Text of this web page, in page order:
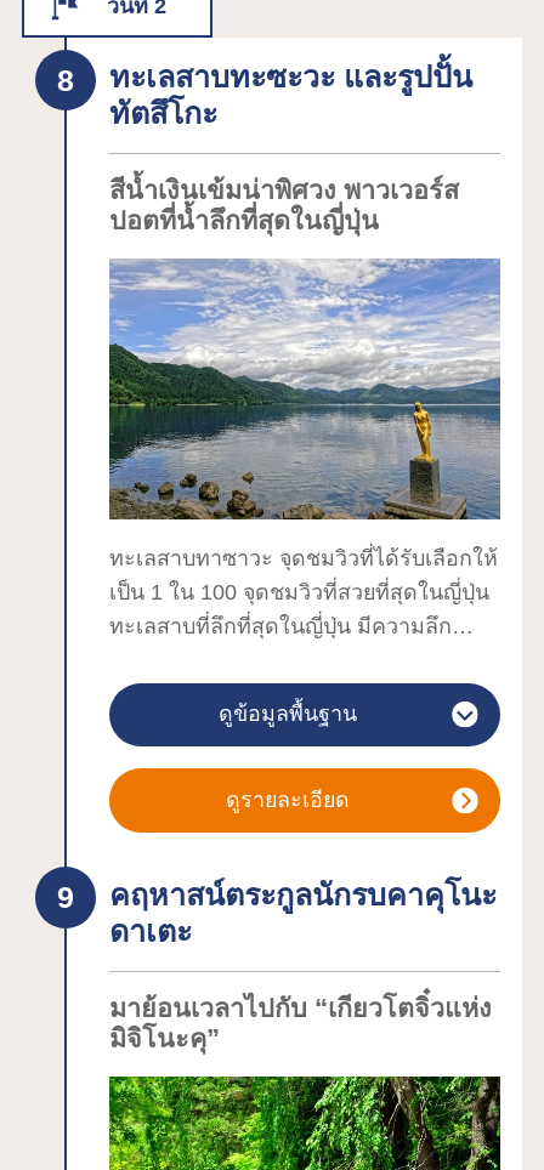
โอกะโนะโอคุซาชิกิ (สถานที่พักผ่อนแห่ง
โมริโอกะ)” น้ำพุร้อนมีคุณสมบัติเป็นด่าง
และมีชื่อเสียงว่าเป็นน้ำพุร้อนผิวงามซึ่งจะ
ช่วยขจัดสิ่งสกปรกบนผิวและทำให้ผิวลื่น
เรียบเนียน อีกจุดหนึ่งที่น่าสนใจคือการมี
กรดเมตาซิลิเกตอันเป็นสารให้ความชุ่มชื้น
ตามธรรมชาติซึ่งกำลังเป็นที่สนใจรวมอยู่
ด้วย
ตั้งอยู่ในทำเลที่ดีโดยนั่งรถยนต์ 30 นาที
จากสถานีโมริโอกะ นอกจากบริเวณใกล้
เคียงจะมีสถานที่ท่องเที่ยวอย่าง “ฟาร์ม
โคะอิวะอิ” และ “หมู่บ้านสิ่งประดิษฐ์มือโม
ริโอกะ” แล้ว ยังเดินทางไปสถานที่ท่อง
เที่ยวอย่างทะเลสาบโทะวะดะ ฮะจิมันไท
คะคุโนะดะเทะ ชายหาดโจโดะงาฮามะ ฮิ
จุดศูนย์กลางสำหรับการท่องเที่ยวโทโฮคุ
ตอนเหนือ เมืองออนเซ็นมีที่พักใหญ่น้อย
มากมาย ฉะนั้นคุณน่าจะหาโรงแรมที่
เทศกาลทะเลสาบโกโชะในฤดูร้อนจะมี
การจุดดอกไม้ไฟแสนงดงามเหนือท้อง
ทะเลสาบ จึงต้องไม่พลาดมาเพลิดเพลินกับ
ทะเลสาบไปพร้อมกับทิวทัศน์ทั้งสี่ฤดูกาล
ไม่ว่าจะเป็นซากุระ ใบไม้สีเขียวชอุ่ม ใบไม้
วันที่ 2
ทะเลสาบทะซะวะ และรูปปั้น
ทัตสึโกะ
สีน้ำเงินเข้มน่าพิศวง พาวเวอร์ส
ปอตที่น้ำลึกที่สุดในญี่ปุ่น
ทะเลสาบทาซาวะ จุดชมวิวที่ได้รับเลือกให้
เป็น 1 ใน 100 จุดชมวิวที่สวยที่สุดในญี่ปุ่น
ทะเลสาบที่ลึกที่สุดในญี่ปุ่น มีความลึก
ทะเลสาบที่เปลี่ยนจากสีน้ำเงินอัญมณี
ไพฑูรย์ เป็นสีน้ำเงินของท้องฟ้า และเป็น
สีน้ำเงินครามนั้นควรค่าแก่การมาเยี่ยมชม
และอยากให้ลองมาทำกิจกรรมใน
ทะเลสาบที่มีทั้งการล่องเรือชมทิวทัศน์ ปั่น
บอร์ด (SUP) เป็นต้น นอกจากนี้ สีสันของ
น้ำในทะเลสาบจะเปลี่ยนไปตามองศาที่คุณ
มอง จึงแนะนำให้ทำกิจกรรม เช่น ปั่น
จักรยาน เดินป่า และขับรถเลียบทะเลสาบ
หรือหากมาตั้งแคมป์ก็จะได้เพลิดเพลินกับ
เวลา
"รูปปั้นทัตสึโกะ" รูปปั้นผู้หญิงสีทองที่มีฉาก
ดูข้อมูลพื้นฐาน
ดูรายละเอียด
คฤหาสน์ตระกูลนักรบคาคุโนะ
ดาเตะ
มาย้อนเวลาไปกับ “เกียวโตจิ๋วแห่ง
มิจิโนะคุ”